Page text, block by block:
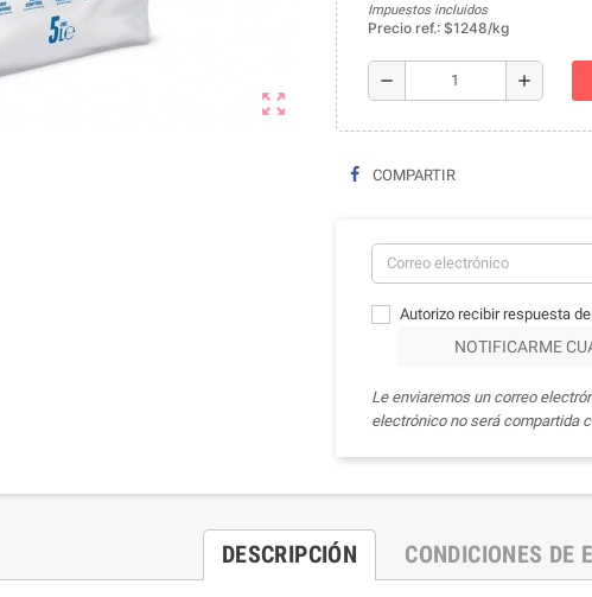
zoom_out_map
Impuestos incluidos
Precio ref.: $1248/kg
remove add
COMPARTIR
Autorizo recibir respuesta
NOTIFICARME
Le enviaremos un correo
electrónico no será compartida
DESCRIPCIÓN CONDICIONES DE